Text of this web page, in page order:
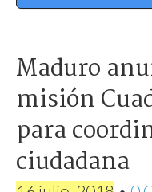
Maduro
misión
para
ciudadana